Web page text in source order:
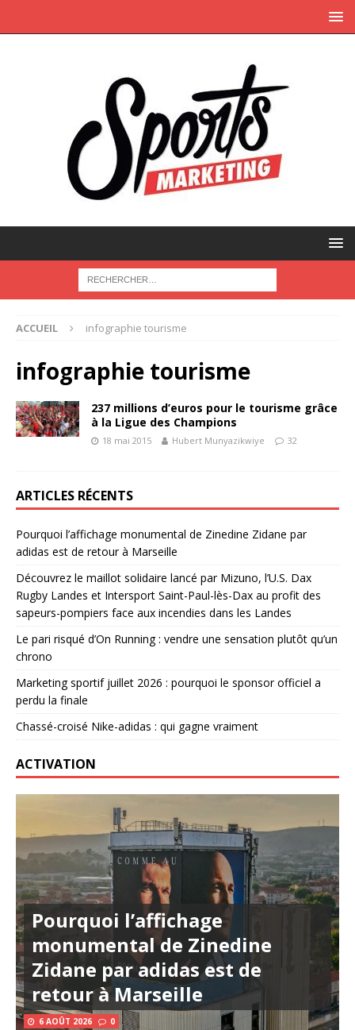
ACCUEIL infographie tourisme
infographie tourisme
237 millions d’euros pour le tourisme grâce
à la Ligue des Champions
18 mai 2015 Hubert Munyazikwiye 32
ARTICLES RÉCENTS
Pourquoi l’affichage monumental de Zinedine Zidane par
adidas est de retour à Marseille
Découvrez le maillot solidaire lancé par Mizuno, l’U.S. Dax
Rugby Landes et Intersport Saint-Paul-lès-Dax au profit des
sapeurs-pompiers face aux incendies dans les Landes
Le pari risqué d’On Running : vendre une sensation plutôt qu’un
chrono
Marketing sportif juillet 2026 : pourquoi le sponsor officiel a
perdu la finale
Chassé-croisé Nike-adidas : qui gagne vraiment
ACTIVATION
Pourquoi l’affichage
monumental de Zinedine
Zidane par adidas est de
retour à Marseille
6 AOÛT 2026 0